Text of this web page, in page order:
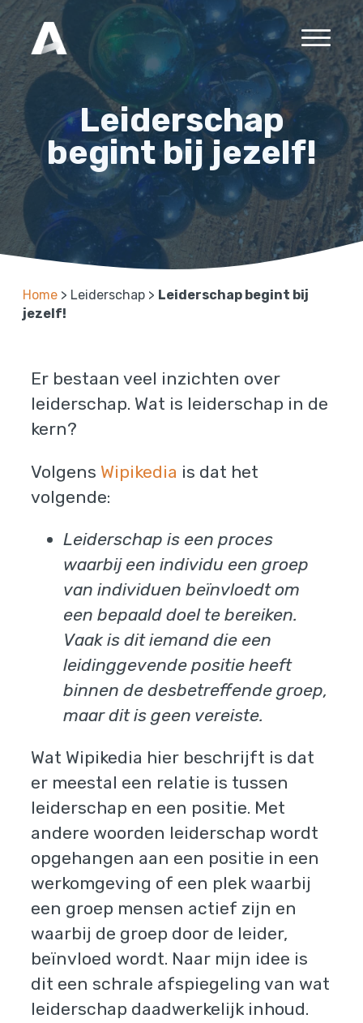
Leiderschap
begint bij jezelf!
Home > Leiderschap > Leiderschap begint bij
jezelf!
Er bestaan veel inzichten over
leiderschap. Wat is leiderschap in de
kern?
Volgens Wipikedia is dat het
volgende:
Leiderschap is een proces
waarbij een individu een groep
van individuen beïnvloedt om
een bepaald doel te bereiken.
Vaak is dit iemand die een
leidinggevende positie heeft
binnen de desbetreffende groep,
maar dit is geen vereiste.
Wat Wipikedia hier beschrijft is dat
er meestal een relatie is tussen
leiderschap en een positie. Met
andere woorden leiderschap wordt
opgehangen aan een positie in een
werkomgeving of een plek waarbij
een groep mensen actief zijn en
waarbij de groep door de leider,
beïnvloed wordt. Naar mijn idee is
dit een schrale afspiegeling van wat
leiderschap daadwerkelijk inhoud.